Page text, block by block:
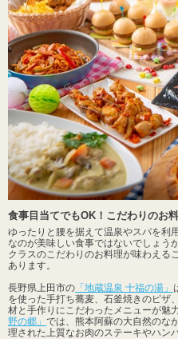
食事目当てでもOK！こだわりのお
ゆったりと腰を据えて温泉やスパを利
なのが美味しい食事ではないでしょう
クラスのこだわりのお料理が味わえる
あります。
長野県上田市の 「地蔵温泉 十福の湯」
を使った手打ち蕎麦、石釜焼きのピザ
材と手作りにこだわったメニューが魅
野の郷」 では、熊本阿蘇の大自然のな
理された上質なお肉のステーキやハン